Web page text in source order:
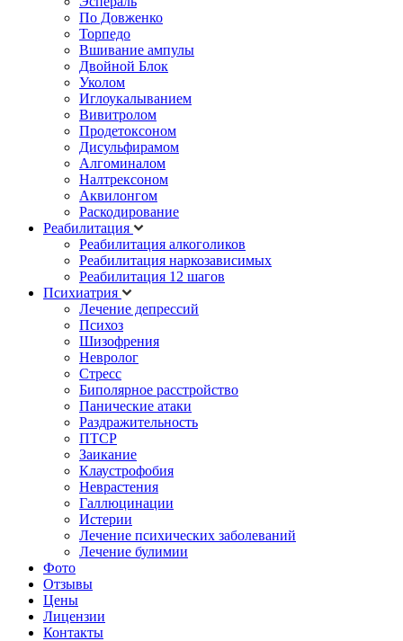
По Довженко
Торпедо
Вшивание ампулы
Двойной Блок
Уколом
Иглоукалыванием
Вивитролом
Продетоксоном
Дисульфирамом
Алгоминалом
Налтрексоном
Аквилонгом
Раскодирование
Реабилитация
Реабилитация алкоголиков
Реабилитация наркозависимых
Реабилитация 12 шагов
Психиатрия
Лечение депрессий
Психоз
Шизофрения
Невролог
Стресс
Биполярное расстройство
Панические атаки
Раздражительность
ПТСР
Заикание
Клаустрофобия
Неврастения
Галлюцинации
Истерии
Лечение психических заболеваний
Лечение булимии
Фото
Отзывы
Цены
Лицензии
Контакты